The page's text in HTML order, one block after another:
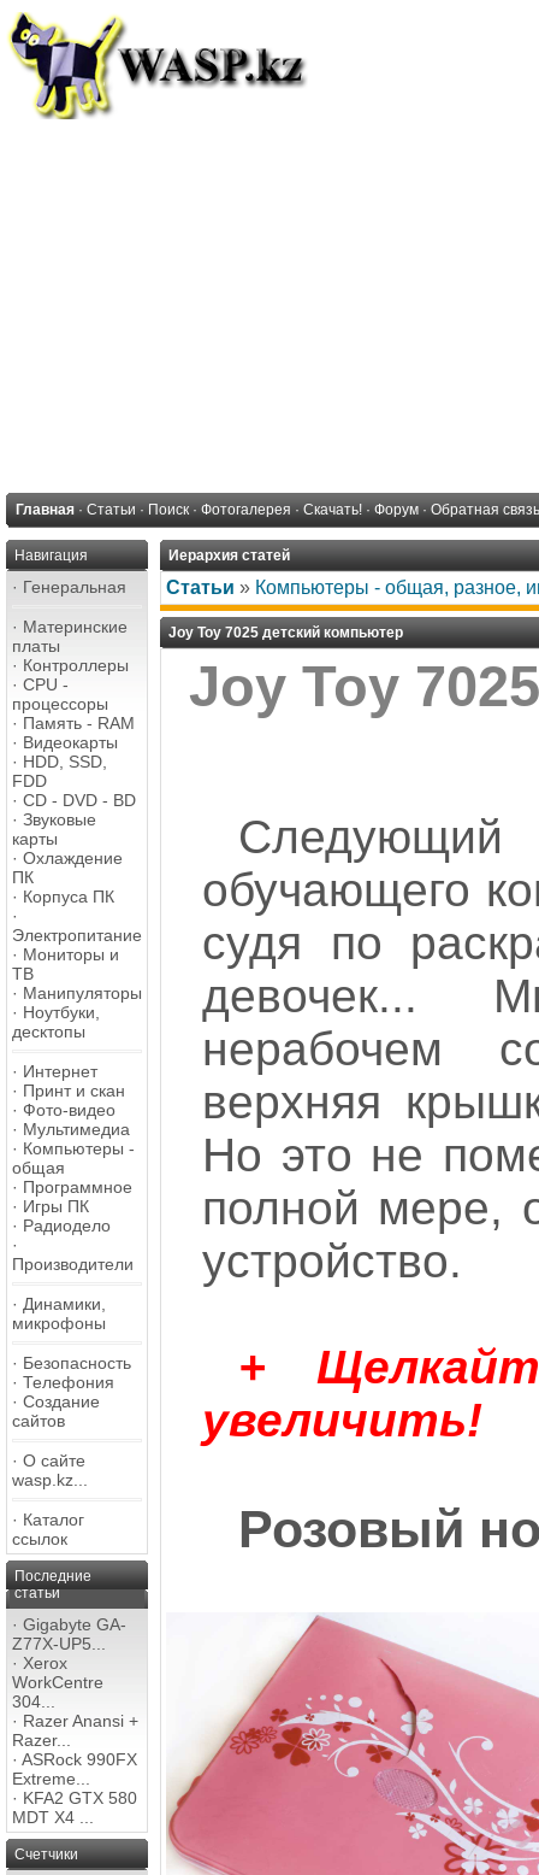
Главная · Статьи · Поиск · Фотогалерея · Скачать! · Форум · Обратная связь
Навигация
· Генеральная
· Материнские
платы
· Контроллеры
· CPU -
процессоры
· Память - RAM
· Видеокарты
· HDD, SSD,
FDD
· CD - DVD - BD
· Звуковые
карты
· Охлаждение
ПК
· Корпуса ПК
·
Электропитание
· Мониторы и
ТВ
· Манипуляторы
· Ноутбуки,
десктопы
· Интернет
· Принт и скан
· Фото-видео
· Мультимедиа
· Компьютеры -
общая
· Программное
· Игры ПК
· Радиодело
·
Производители
· Динамики,
микрофоны
· Безопасность
· Телефония
· Создание
сайтов
· О сайте
wasp.kz...
· Каталог
ссылок
Последние
статьи
· Gigabyte GA-
Z77X-UP5...
· Xerox
WorkCentre
304...
· Razer Anansi +
Razer...
· ASRock 990FX
Extreme...
· KFA2 GTX 580
MDT X4 ...
Счетчики
Иерархия статей
Статьи » Компьютеры - общая, разное,
Joy Toy 7025 детский компьютер
Joy Toy
обучающего
судя по
девочек...
нерабочем
верхняя
Но это не
полной мере,
устройство.
+
увеличить!
Розовый